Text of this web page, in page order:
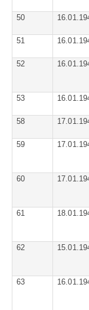
50
51
52
53
58
59
60
61
62
63